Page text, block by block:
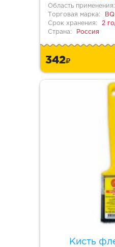
Область применения:
Торговая марка:
Срок хранения:
2
Страна:
Россия
342
Кисть